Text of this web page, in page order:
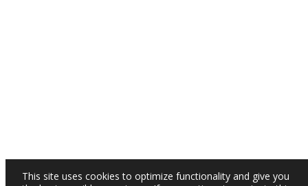
This site uses cookies to optimize functionality and give you